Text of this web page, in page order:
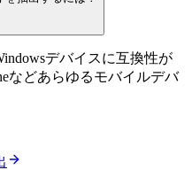
デバイスに互換性が
などあらゆるモバイルデバ